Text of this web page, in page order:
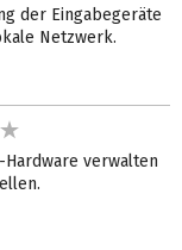
der Eingabegeräte
Netzwerk.
Hardware verwalten